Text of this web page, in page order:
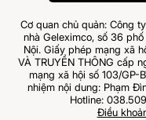
Cơ quan chủ quản: Công
nhà Geleximco, số 36
Nội. Giấy phép mạng xã
VÀ TRUYỀN THÔNG cấp
mạng xã hội số 103/GP-
nhiệm nội dung: Phạm
Hotline:
Điều